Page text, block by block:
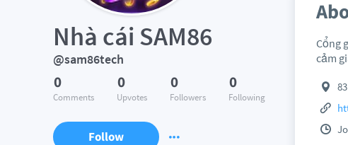
Nhà cái SAM86
@sam86tech
0
Comments
0
Upvotes
0
Followers
0
Following
Follow
Cổng
cảm